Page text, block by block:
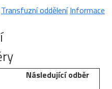
Transfuzní oddělení Informace
Následující odběr